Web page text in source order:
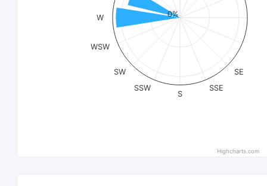
SE
SSE
S
SSW
SW
WSW
W 0%
Highcharts.com